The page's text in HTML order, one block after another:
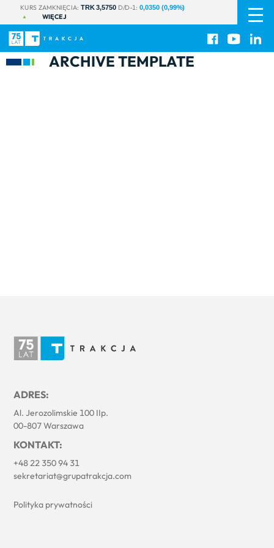
KURS ZAMKNIĘCIA: TRK 3,5750 D/D-1: 0,0350 (0,99%)
WIĘCEJ
PL
EN
ARCHIVE TEMPLATE
ADRES:
Al. Jerozolimskie 100 IIp.
00-807 Warszawa
KONTAKT:
+48 22 350 94 31
sekretariat@grupatrakcja.com
Polityka prywatności